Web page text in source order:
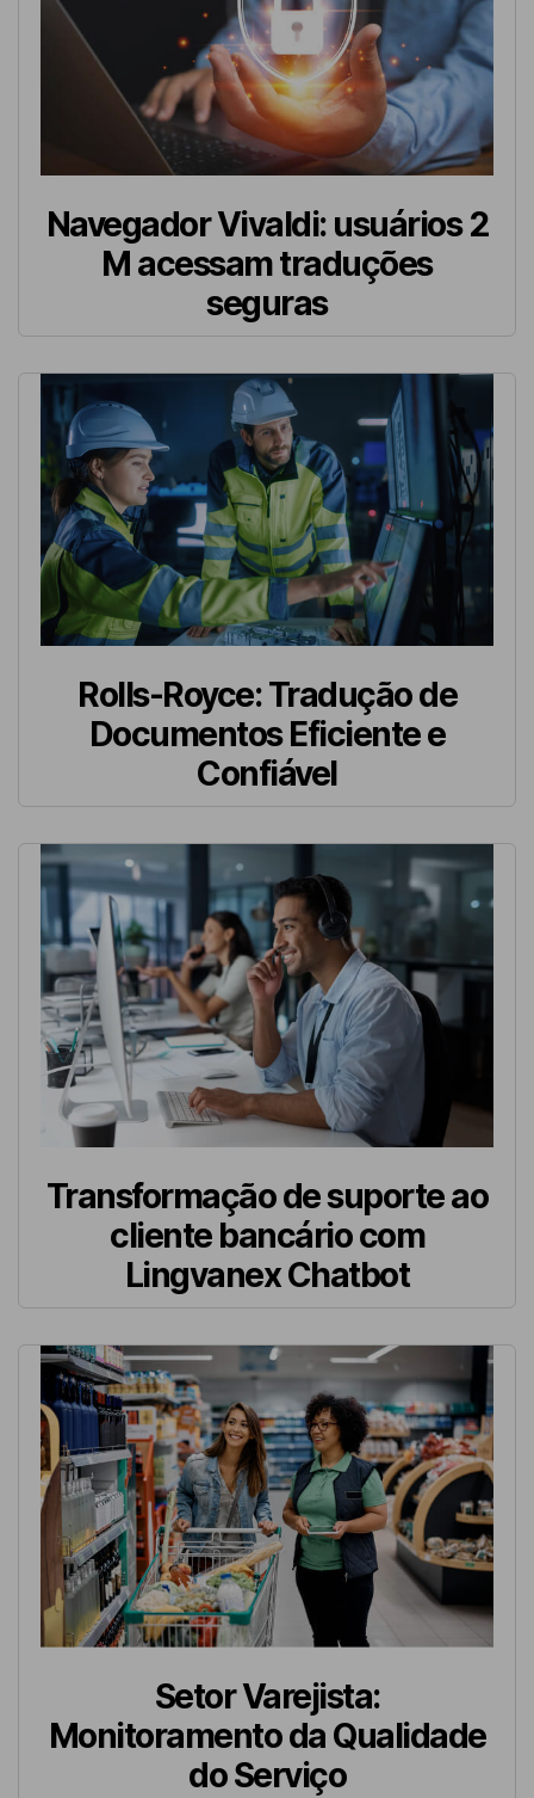
Navegador Vivaldi: usuários 2
M acessam traduções
seguras
Rolls-Royce: Tradução de
Documentos Eficiente e
Confiável
Transformação de suporte ao
cliente bancário com
Lingvanex Chatbot
Setor Varejista:
Monitoramento da Qualidade
do Serviço